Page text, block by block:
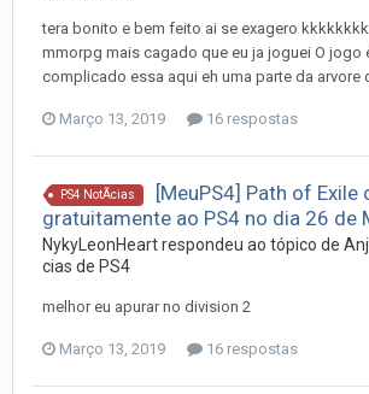
tera bonito e bem feito ai se exagero
mmorpg mais cagado que eu ja joguei O jogo
complicado essa aqui eh uma parte da arvore
Março 13, 2019 16 respostas
PS4 NotÃ­cias
[MeuPS4] Path of Exile
gratuitamente ao PS4 no dia 26 de
NykyLeonHeartrespondeu ao tópico de
cias de PS4
melhor eu apurar no division 2
Março 13, 2019 16 respostas